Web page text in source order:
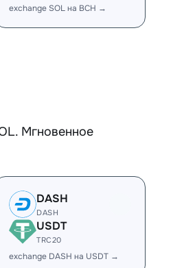
exchange SOL на BCH →
Мгновенное
DASH
DASH
USDT
TRC20
exchange DASH на USDT →